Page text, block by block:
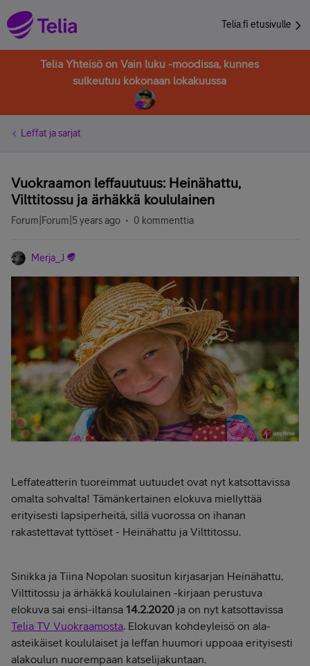
Telia.fi etusivulle
Telia Yhteisö on Vain luku -moodissa, kunnes
sulkeutuu kokonaan lokakuussa
Leffat ja sarjat
Vuokraamon leffauutuus: Heinähattu,
Vilttitossu ja ärhäkkä koululainen
Forum|Forum|5 years ago 0 kommenttia
Merja_J
Leffateatterin tuoreimmat uutuudet ovat nyt katsottavissa
omalta sohvalta! Tämänkertainen elokuva miellyttää
erityisesti lapsiperheitä, sillä vuorossa on ihanan
rakastettavat tyttöset - Heinähattu ja Vilttitossu.
Sinikka ja Tiina Nopolan suositun kirjasarjan Heinähattu,
Vilttitossu ja ärhäkkä koululainen -kirjaan perustuva
elokuva sai ensi-iltansa 14.2.2020 ja on nyt katsottavissa
Telia TV Vuokraamosta. Elokuvan kohdeyleisö on ala-
asteikäiset koululaiset ja leffan huumori uppoaa erityisesti
alakoulun nuorempaan katselijakuntaan.